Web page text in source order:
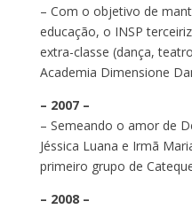
– Com o objetivo de
educação, o INSP
extra-classe (dança,
Academia Dimensione
– 2007 –
– Semeando o amor de
Jéssica Luana e Irmã
primeiro grupo de
– 2008 –